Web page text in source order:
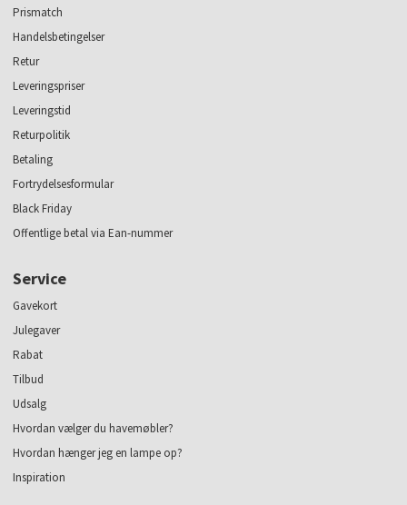
Prismatch
Handelsbetingelser
Retur
Leveringspriser
Leveringstid
Returpolitik
Betaling
Fortrydelsesformular
Black Friday
Offentlige betal via Ean-nummer
Service
Gavekort
Julegaver
Rabat
Tilbud
Udsalg
Hvordan vælger du havemøbler?
Hvordan hænger jeg en lampe op?
Inspiration